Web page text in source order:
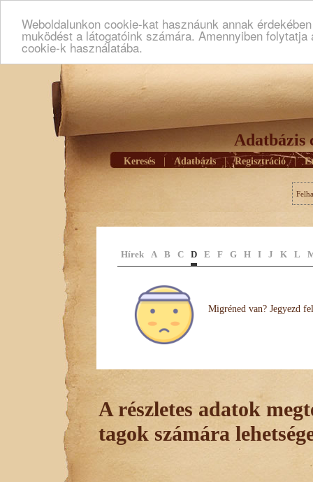
Weboldalunkon cookie-kat hasznáunk annak
muködést a látogatóink számára. Amennyiben
cookie-k használatába.
Adatbázis
Keresés Adatbázis | Regisztráció |
Hírek A B C D E F G H I J K L
Migréned van? Jegyezd
A részletes adatok
tagok számára